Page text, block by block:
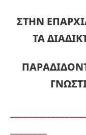
ΣΤΗΝ
ΤΑ